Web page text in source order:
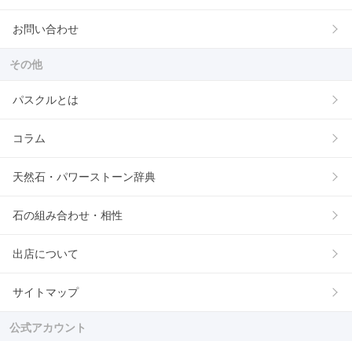
お問い合わせ
その他
パスクルとは
コラム
天然石・パワーストーン辞典
石の組み合わせ・相性
出店について
サイトマップ
公式アカウント